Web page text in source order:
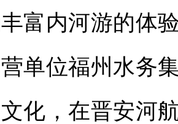
内河游的体验
单位福州水务
化，在晋安河